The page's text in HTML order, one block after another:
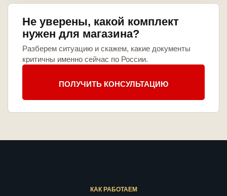
Не уверены, какой комплект
нужен для магазина?
Разберем ситуацию и скажем, какие документы
критичны именно сейчас по России.
ПОЛУЧИТЬ КОНСУЛЬТАЦИЮ
КАК РАБОТАЕМ